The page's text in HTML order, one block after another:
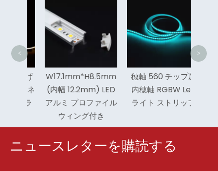
W17.1mm*H8.5mm
(内幅 12.2mm) LED
アルミ プロファイル
ウィング付き
穂軸 560 チップ屋
内穂軸 RGBW Led
ライト ストリップ
< >
ニュースレターを購読する